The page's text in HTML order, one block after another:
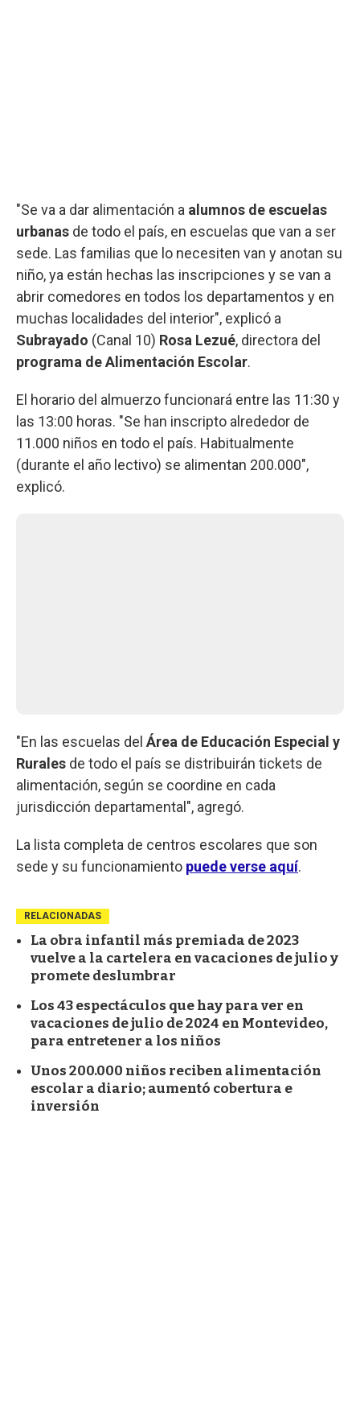
"Se va a dar alimentación a alumnos de escuelas
urbanas de todo el país, en escuelas que van a ser
sede. Las familias que lo necesiten van y anotan su
niño, ya están hechas las inscripciones y se van a
abrir comedores en todos los departamentos y en
muchas localidades del interior", explicó a
Subrayado (Canal 10) Rosa Lezué, directora del
programa de Alimentación Escolar.
El horario del almuerzo funcionará entre las 11:30 y
las 13:00 horas. "Se han inscripto alrededor de
11.000 niños en todo el país. Habitualmente
(durante el año lectivo) se alimentan 200.000",
explicó.
"En las escuelas del Área de Educación Especial y
Rurales de todo el país se distribuirán tickets de
alimentación, según se coordine en cada
jurisdicción departamental", agregó.
La lista completa de centros escolares que son
sede y su funcionamiento puede verse aquí.
RELACIONADAS
La obra infantil más premiada de 2023
vuelve a la cartelera en vacaciones de julio y
promete deslumbrar
Los 43 espectáculos que hay para ver en
vacaciones de julio de 2024 en Montevideo,
para entretener a los niños
Unos 200.000 niños reciben alimentación
escolar a diario; aumentó cobertura e
inversión